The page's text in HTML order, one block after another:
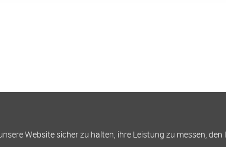
Website sicher zu halten, ihre Leistung zu messen,